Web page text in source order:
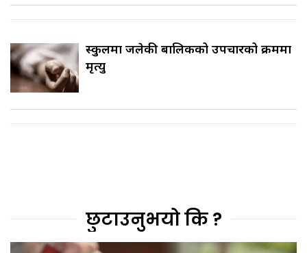
स्कुलमा जलेकी बालिकको उपचारको क्रममा
मृत्यु
छुटाउनुभयो कि ?